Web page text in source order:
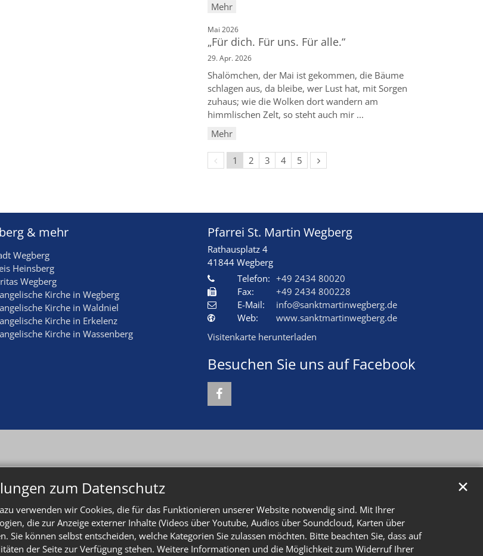
zum Datenschutz
verwenden wir Cookies, die für das Funktionieren unserer Website notwendig sind. Mit Ihrer
die zur Anzeige externer Inhalte (Videos über Youtube, Audios über Soundcloud, Karten über
Sie können selbst entscheiden, welche Kategorien Sie zulassen möchten. Bitte beachten Sie, dass auf
der Seite zur Verfügung stehen. Weitere Informationen und die Möglichkeit zum Widerruf Ihrer
✕
Mehr
Mai 2026:
„Für dich. Für uns. Für alle.“
29. Apr. 2026
Shalömchen, der Mai ist gekommen, die Bäume
schlagen aus, da bleibe, wer Lust hat, mit Sorgen
zuhaus; wie die Wolken dort wandern am
himmlischen Zelt, so steht auch mir ...
Mehr
Vorherige Seite
1 2 3 4 5 Nächste Seite
& mehr
Wegberg
Heinsberg
Wegberg
Kirche in Wegberg
Kirche in Waldniel
Kirche in Erkelenz
Kirche in Wassenberg
Pfarrei St. Martin Wegberg
Rathausplatz 4
41844 Wegberg
Telefon: +49 2434 80020
Fax:
+49 2434 800228
E-Mail:
info@sanktmartinwegberg.de
Web:
www.sanktmartinwegberg.de
Visitenkarte herunterladen
Besuchen Sie uns auf Facebook